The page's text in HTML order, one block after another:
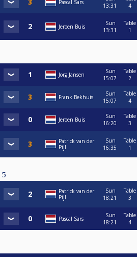
Pascal Sars
13:31
4
Jeroen Buis
Sun
13:31
Table
1
Jorg Jansen
Sun
15:07
Table
2
Frank Bekhuis
Sun
15:07
Table
4
Jeroen Buis
Sun
16:20
Table
3
Patrick van der
Pijl
Sun
16:35
Table
1
5
Patrick van der
Pijl
Sun
18:21
Table
3
Pascal Sars
Sun
18:21
Table
4